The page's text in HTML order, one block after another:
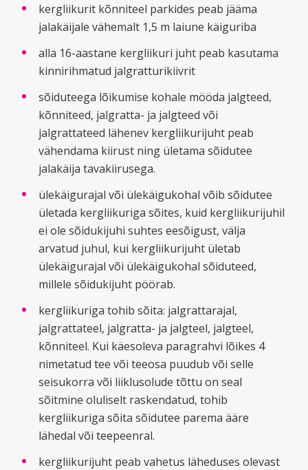
kergliikurit kõnniteel parkides peab jääma
jalakäijale vähemalt 1,5 m laiune käiguriba
alla 16-aastane kergliikuri juht peab kasutama
kinnirihmatud jalgratturikiivrit
sõiduteega lõikumise kohale mööda jalgteed,
kõnniteed, jalgratta- ja jalgteed või
jalgrattateed lähenev kergliikurijuht peab
vähendama kiirust ning ületama sõidutee
jalakäija tavakiirusega.
ülekäigurajal või ülekäigukohal võib sõidutee
ületada kergliikuriga sõites, kuid kergliikurijuhil
ei ole sõidukijuhi suhtes eesõigust, välja
arvatud juhul, kui kergliikurijuht ületab
ülekäigurajal või ülekäigukohal sõiduteed,
millele sõidukijuht pöörab.
kergliikuriga tohib sõita: jalgrattarajal,
jalgrattateel, jalgratta- ja jalgteel, jalgteel,
kõnniteel. Kui käesoleva paragrahvi lõikes 4
nimetatud tee või teeosa puudub või selle
seisukorra või liiklusolude tõttu on seal
sõitmine oluliselt raskendatud, tohib
kergliikuriga sõita sõidutee parema ääre
lähedal või teepeenral.
kergliikurijuht peab vahetus läheduses olevast